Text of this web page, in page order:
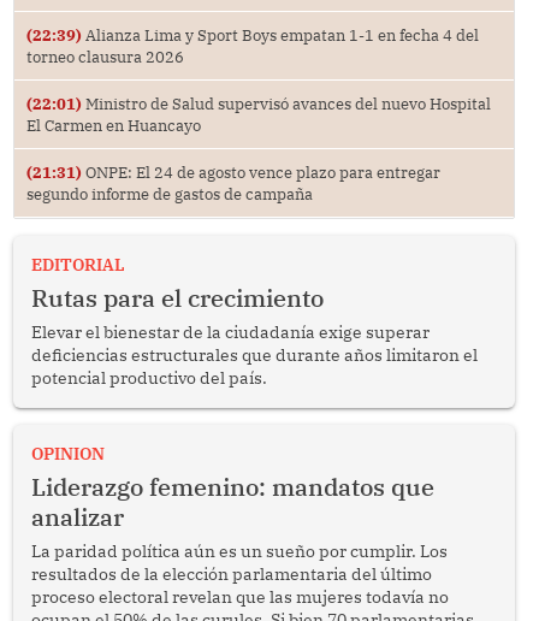
(22:39) Alianza Lima y Sport Boys empatan 1-1 en fecha 4 del
torneo clausura 2026
(22:01) Ministro de Salud supervisó avances del nuevo Hospital
El Carmen en Huancayo
(21:31) ONPE: El 24 de agosto vence plazo para entregar
segundo informe de gastos de campaña
EDITORIAL
Rutas para el crecimiento
Elevar el bienestar de la ciudadanía exige superar
deficiencias estructurales que durante años limitaron el
potencial productivo del país.
OPINION
Liderazgo femenino: mandatos que
analizar
La paridad política aún es un sueño por cumplir. Los
resultados de la elección parlamentaria del último
proceso electoral revelan que las mujeres todavía no